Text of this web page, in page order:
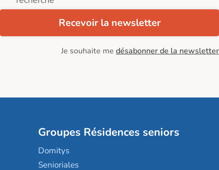
Recevoir la newsletter
Je souhaite me désabonner de la newsletter
Groupes Résidences seniors
Domitys
Senioriales